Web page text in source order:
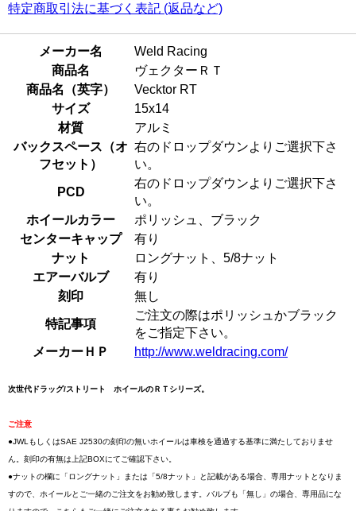
特定商取引法に基づく表記 (返品など)
メーカー名
Weld Racing
商品名
ヴェクターＲＴ
商品名（英字）
Vecktor RT
サイズ
15x14
材質
アルミ
バックスペース（オ
フセット）
右のドロップダウンよりご選択下さ
い。
PCD
右のドロップダウンよりご選択下さ
い。
ホイールカラー
ポリッシュ、ブラック
センターキャップ
有り
ナット
ロングナット、5/8ナット
エアーバルブ
有り
刻印
無し
特記事項
ご注文の際はポリッシュかブラック
をご指定下さい。
メーカーＨＰ
http://www.weldracing.com/
次世代ドラッグ/ストリート ホイールのＲＴシリーズ。
ご注意
●JWLもしくはSAE J2530の刻印の無いホイールは車検を通過する基準に満たしておりませ
ん。刻印の有無は上記BOXにてご確認下さい。
●ナットの欄に「ロングナット」または「5/8ナット」と記載がある場合、専用ナットとなりま
すので、ホイールとご一緒のご注文をお勧め致します。バルブも「無し」の場合、専用品にな